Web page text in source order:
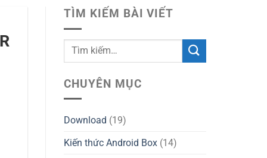
TÌM KIẾM BÀI VIẾT
CHUYÊN MỤC
Download (19)
Kiến thức Android Box (14)